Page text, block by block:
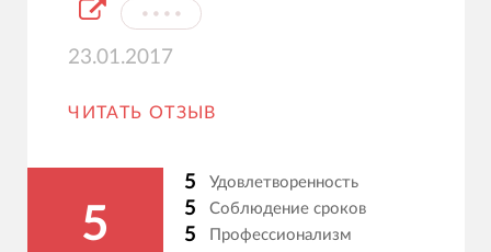
⦁⦁⦁⦁
23.01.2017
ЧИТАТЬ ОТЗЫВ
5
5 Удовлетворенность
5 Соблюдение сроков
5
Профессионализм